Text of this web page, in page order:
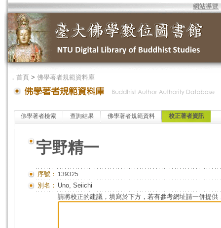
網站導覽
． 首頁 > 佛學著者規範資料庫
佛學著者檢索 查詢結果 佛學著者規範資料 校正著者資訊
宇野精一
序號： 139325
別名： Uno, Seiichi
請將校正的建議，填寫於下方，若有參考網址請一併提供